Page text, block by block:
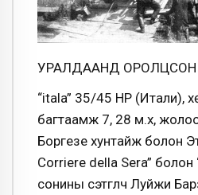
УРАЛДААНД ОРОЛЦСОН
“itala” 35/45 HP (Итали),
багтаамж 7, 28 м.х,
Боргезе хунтайж болон
Corriere della Sera” болон
сонины сэтгүүлч Луйжи